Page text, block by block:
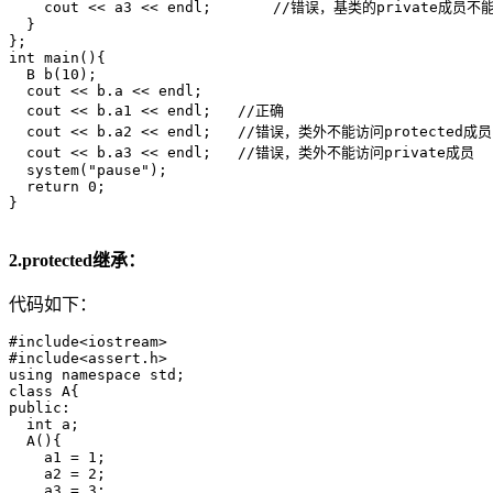
cout << a3 << endl;       //错误，基类的private成员不能
  }
};
int main(){
  B b(10);
  cout << b.a << endl;
  cout << b.a1 << endl;   //正确
  cout << b.a2 << endl;   //错误，类外不能访问protected成员
  cout << b.a3 << endl;   //错误，类外不能访问private成员
  system("pause");
  return 0;
}
2.protected继承：
代码如下：
#include<iostream>
#include<assert.h>
using namespace std;
class A{
public:
  int a;
  A(){
    a1 = 1;
    a2 = 2;